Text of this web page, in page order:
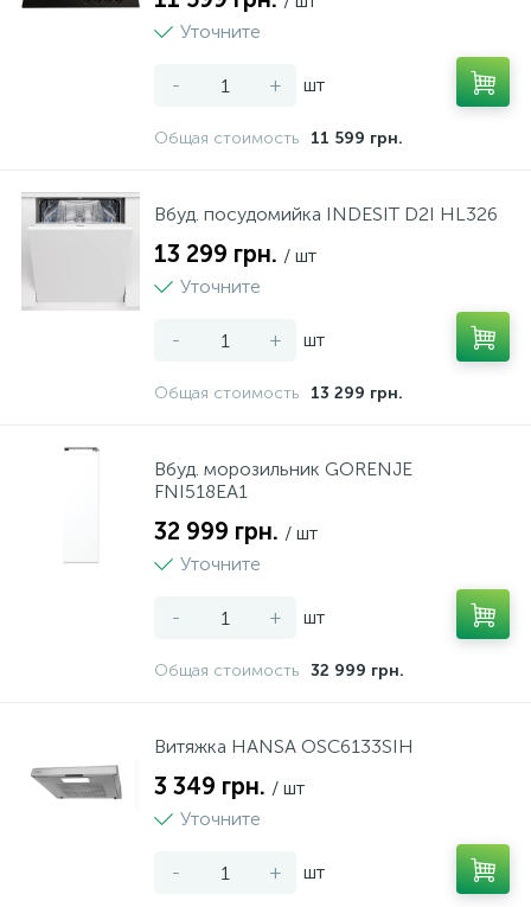
Уточните
- + шт
Общая стоимость 11 599 грн.
Вбуд. посудомийка INDESIT D2I HL326
13 299 грн. / шт
Уточните
- + шт
Общая стоимость 13 299 грн.
Вбуд. морозильник GORENJE
FNI518EA1
32 999 грн. / шт
Уточните
- + шт
Общая стоимость 32 999 грн.
Витяжка HANSA OSC6133SIH
3 349 грн. / шт
Уточните
- + шт